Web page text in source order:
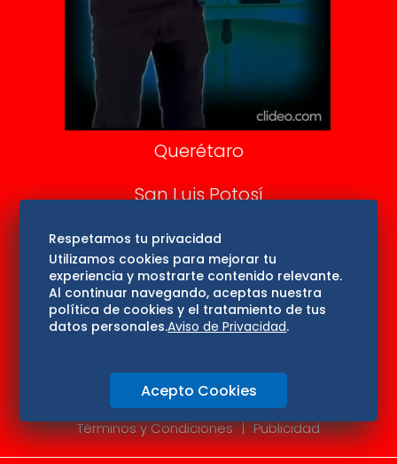
Confabulario
Aviso Oportuno
Consultas
Querétaro
San Luis Potosí
Edomex
Consultas
Hidalgo
Oaxaca
Aviso de privacidad
Directorio
Términos y Condiciones
Publicidad
Respetamos tu privacidad
Utilizamos cookies para mejorar tu
experiencia y mostrarte contenido relevante.
Al continuar navegando, aceptas nuestra
política de cookies y el tratamiento de tus
datos personales.Aviso de Privacidad.
Acepto Cookies